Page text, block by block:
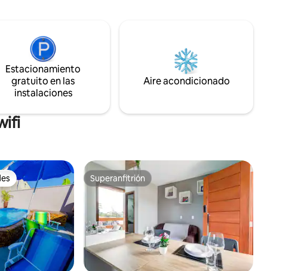
exterior, bodega, cervecería, lavavajillas y
lavadora. Nos encantan las mascotas,
pero no admitimos perros grandes.
Estacionamiento
gratuito en las
instalaciones
Aire acondicionado
Superanfitrión
Superanfitrión